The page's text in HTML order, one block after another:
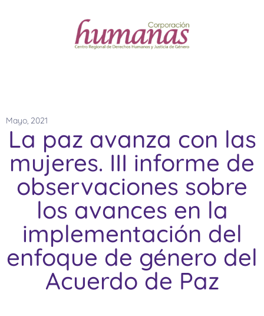
Mayo, 2021
La paz avanza con las
mujeres. III informe de
observaciones sobre
los avances en la
implementación del
enfoque de género del
Acuerdo de Paz